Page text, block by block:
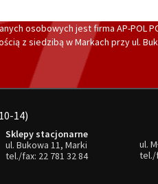
osobowych jest firma AP-POL
z siedzibą w Markach przy ul.
14)
Sklepy stacjonarne
ul. Bukowa 11, Marki
tel./fax: 22 781 32 84
ul.
tel./